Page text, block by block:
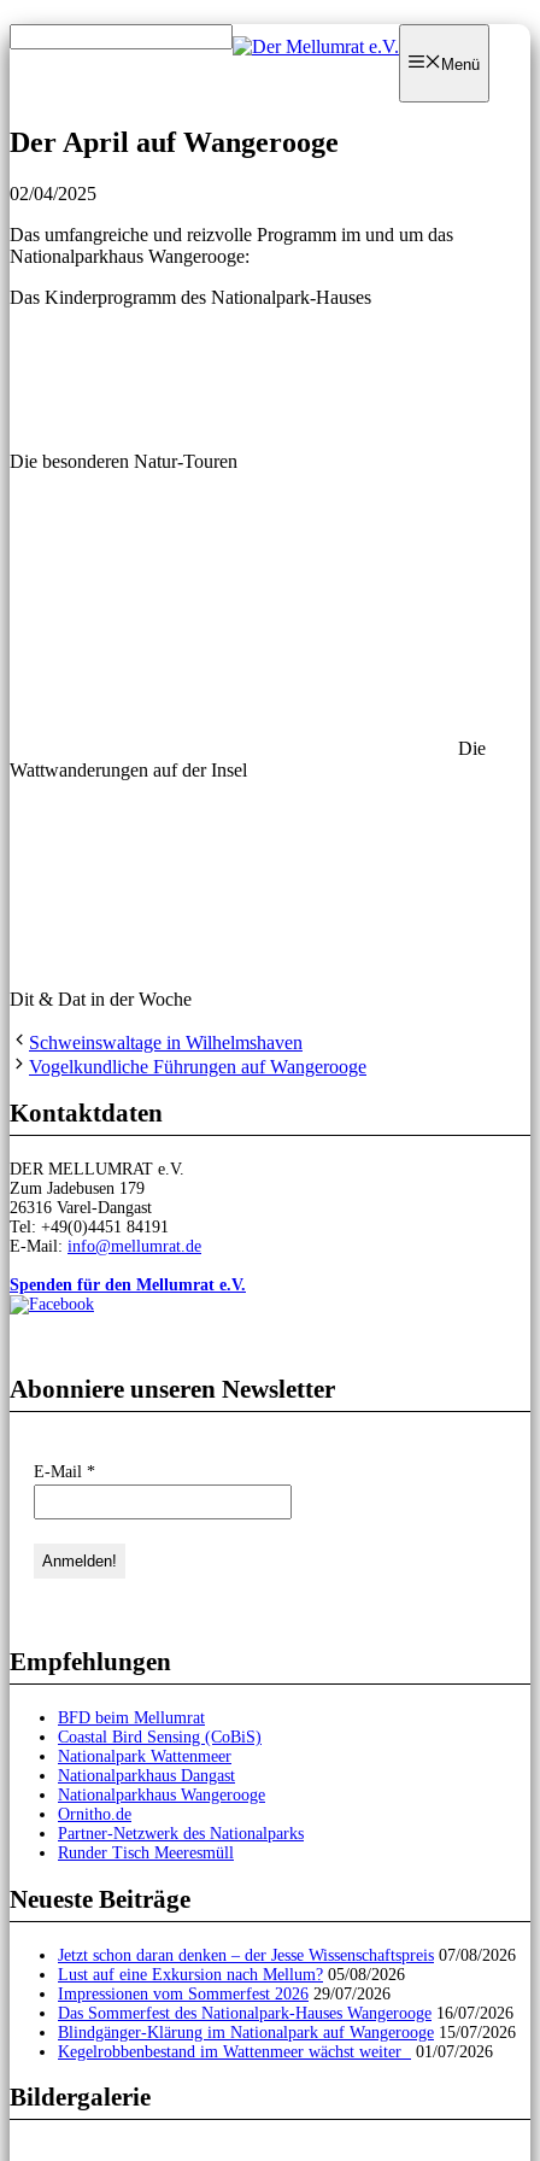
Zum
Inhalt
Zum
Inhalt
Menü
Der April auf Wangerooge
02/04/2025
Das umfangreiche und reizvolle Programm im und um das
Nationalparkhaus Wangerooge:
Das Kinderprogramm des Nationalpark-Hauses
Die besonderen Natur-Touren
Die
Wattwanderungen auf der Insel
Dit & Dat in der Woche
Schweinswaltage in Wilhelmshaven
Vogelkundliche Führungen auf Wangerooge
Kontaktdaten
DER MELLUMRAT e.V.
Zum Jadebusen 179
26316 Varel-Dangast
Tel: +49(0)4451 84191
E-Mail: info@mellumrat.de
Spenden für den Mellumrat e.V.
Abonniere unseren Newsletter
E-Mail *
Empfehlungen
BFD beim Mellumrat
Coastal Bird Sensing (CoBiS)
Nationalpark Wattenmeer
Nationalparkhaus Dangast
Nationalparkhaus Wangerooge
Ornitho.de
Partner-Netzwerk des Nationalparks
Runder Tisch Meeresmüll
Neueste Beiträge
Jetzt schon daran denken – der Jesse Wissenschaftspreis 07/08/2026
Lust auf eine Exkursion nach Mellum? 05/08/2026
Impressionen vom Sommerfest 2026 29/07/2026
Das Sommerfest des Nationalpark-Hauses Wangerooge 16/07/2026
Blindgänger-Klärung im Nationalpark auf Wangerooge 15/07/2026
Kegelrobbenbestand im Wattenmeer wächst weiter
01/07/2026
Bildergalerie